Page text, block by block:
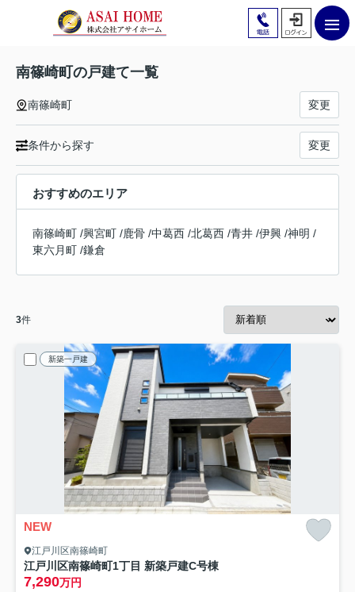
南篠崎町の戸建て一覧
南篠崎町 変更
条件から探す 変更
おすすめのエリア
南篠崎町 /興宮町 /鹿骨 /中葛西 /北葛西 /青井 /伊興 /神明 /
東六月町 /鎌倉
3件
新築一戸建
NEW
江戸川区南篠崎町
江戸川区南篠崎町1丁目 新築戸建C号棟
7,290万円